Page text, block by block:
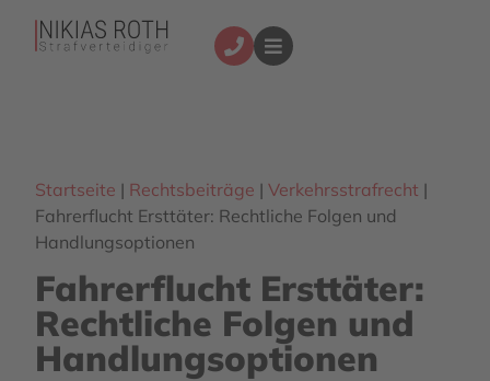
Startseite | Rechtsbeiträge |Verkehrsstrafrecht |
Fahrerflucht Ersttäter: Rechtliche Folgen und
Handlungsoptionen
Fahrerflucht Ersttäter:
Rechtliche Folgen und
Handlungsoptionen